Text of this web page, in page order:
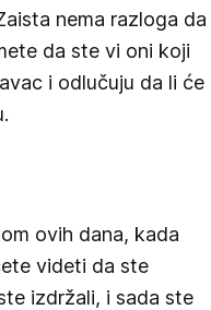
nema razloga da
da ste vi oni koji
i odlučuju da li će
ovih dana, kada
videti da ste
izdržali, i sada ste